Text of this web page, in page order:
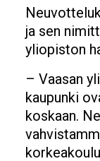
ja sen
yliopiston
– Vaasan
kaupunki
koskaan.